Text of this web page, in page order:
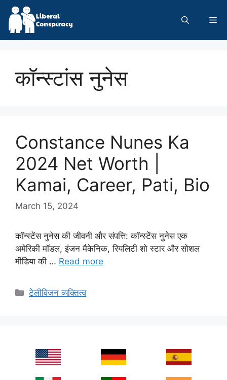
Skip
content
कॉन्स्टांस नुनेस
Constance Nunes Ka
2024 Net Worth |
Kamai, Career, Pati, Bio
March 15, 2024
कॉन्स्टेंस नुनेस की जीवनी और संपत्ति: कॉन्स्टेंस नुनेस एक
अमेरिकी मॉडल, इंजन मैकेनिक, रियलिटी शो स्टार और सोशल
मीडिया की … Read more
Categories
टेलीविजन व्यक्तित्व